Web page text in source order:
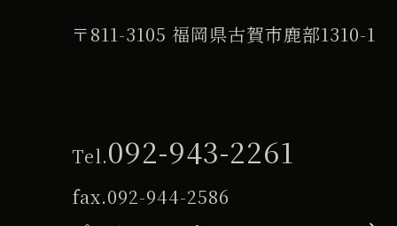
〒811-3105 福岡県古賀市鹿部1310-1
Tel.092-943-2261
fax.092-944-2586